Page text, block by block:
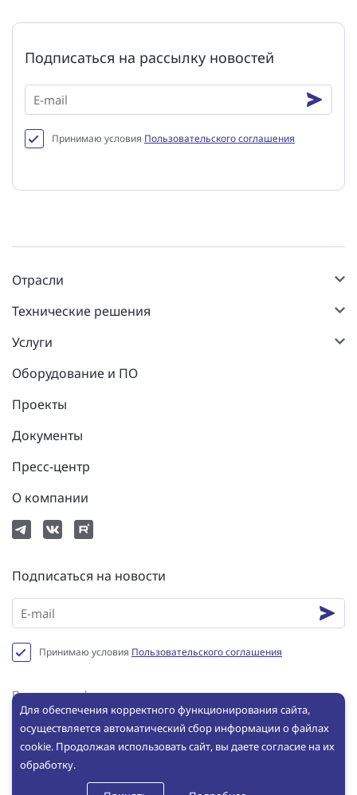
Подписаться на рассылку новостей
Принимаю условия Пользовательского соглашения
Отрасли
Технические решения
Услуги
Оборудование и ПО
Проекты
Документы
Пресс-центр
О компании
Подписаться на новости
Принимаю условия Пользовательского соглашения
Политика конфиденциальности
Пользовательское соглашение
Сookie
© ООО «ИНБРЭС», 2025. Все права защищены. Копирование и
использование любых материалов с сайта без письменного
Для обеспечения корректного функционирования сайта,
осуществляется автоматический сбор информации о файлах
cookie. Продолжая использовать сайт, вы даете согласие на их
обработку.